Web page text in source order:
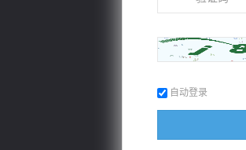
自动登录